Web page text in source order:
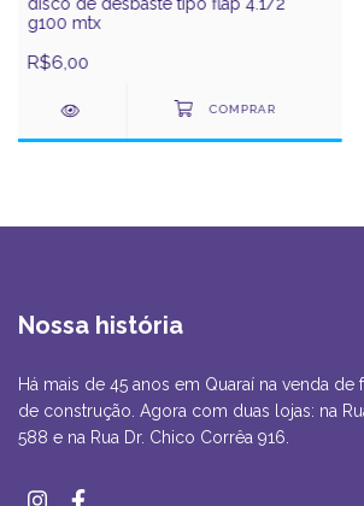
g100 mtx
R$6,00
Nossa história
Há mais de 45 anos em Quaraí na venda de
de construção. Agora com duas lojas: na
588 e na Rua Dr. Chico Corrêa 916.